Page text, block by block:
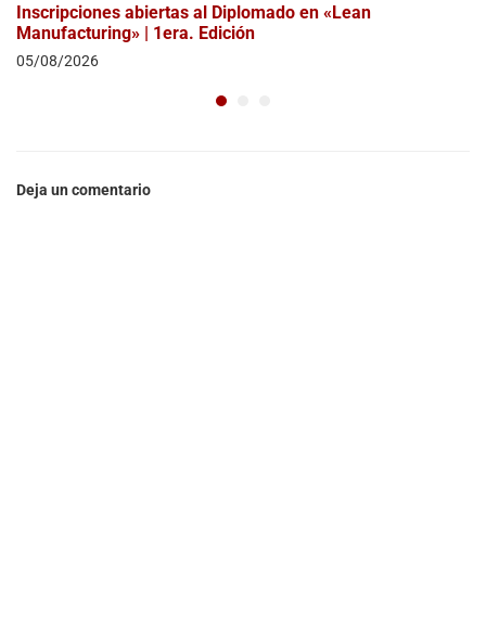
Inscripciones abiertas al Diplomado en «Lean
Manufacturing» | 1era. Edición
05/08/2026
Deja un comentario